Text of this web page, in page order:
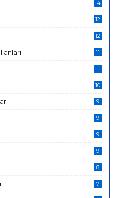
14
12
12
11
11
10
9
9
9
9
8
7